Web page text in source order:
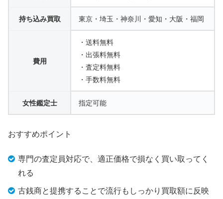
持ち込み買取 東京・埼玉・神奈川・愛知・大阪・福岡
費用
・送料無料
・出張料無料
・査定料無料
・手数料無料
女性鑑定士 指定可能
おすすめポイント
専門の査定員対応で、適正価格で損なく買い取ってく
れる
古銭商と提携することで流行もしっかり買取額に反映